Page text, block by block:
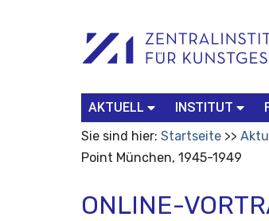
Werkzeuge
Search…
AKTUELL INSTITUT
Sie sind hier: Startseite
Point München, 1945-1949
ONLINE-